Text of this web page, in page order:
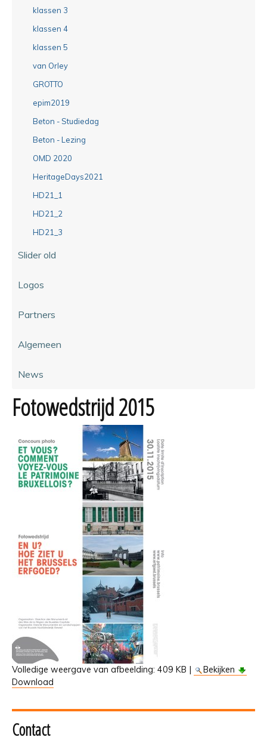
klassen 3
klassen 4
klassen 5
van Orley
GROTTO
epim2019
Beton - Studiedag
Beton - Lezing
OMD 2020
HeritageDays2021
HD21_1
HD21_2
HD21_3
Slider old
Logos
Partners
Algemeen
News
Fotowedstrijd 2015
Volledige weergave van afbeelding: 409 KB |
Bekijken
Download
Contact